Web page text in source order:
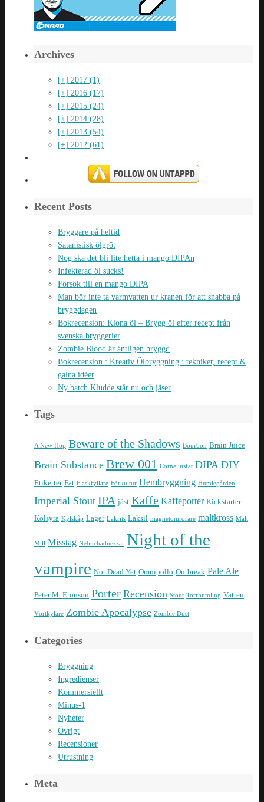
Archives
[+] 2017 (1)
[+] 2016 (17)
[+] 2015 (24)
[+] 2014 (28)
[+] 2013 (54)
[+] 2012 (61)
Recent Posts
Bryggare på heltid
Satanistisk ölgröt
Nog ska det bli lite hetta i mango DIPAn
Infekterad öl sucks!
Försök till en mango DIPA
Man bör inte ta varmvatten ur kranen för att snabba på
bryggdagen
Bokrecension: Klona öl – Brygg öl efter recept från
svenska bryggerier
Zombie Blood är äntligen bryggd
Bokrecension : Kreativ Ölbryggning : tekniker, recept &
galna idéer
Ny batch Kludde står nu och jäser
Tags
A New Hop Beware of the Shadows Bourbon Brain Juice
Brain Substance Brew 001 Corneliusfat DIPA DIY
Etiketter Fat Flaskfyllare Förkultur Hembryggning Humlegården
Imperial Stout IPA jäst Kaffe Kaffeporter Kickstarter
Kolsyra Kylskåp Lager Lakrits Laksil magnetomrörare maltkross Malt
Mill Misstag Nebuchadnezzar Night of the
vampire Not Dead Yet Omnipollo Outbreak Pale Ale
Peter M. Eronson Porter Recension Stout Torrhumling Vatten
Vörtkylare Zombie Apocalypse Zombie Dust
Categories
Bryggning
Ingredienser
Kommersiellt
Minus-1
Nyheter
Övrigt
Recensioner
Utrustning
Meta